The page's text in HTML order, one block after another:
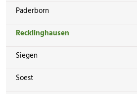
Paderborn
Recklinghausen
Siegen
Soest